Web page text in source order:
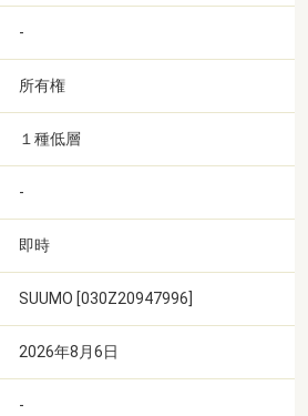
-
所有権
１種低層
-
即時
SUUMO [030Z20947996]
2026年8月6日
-